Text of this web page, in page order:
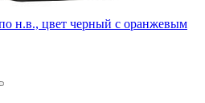
н.в., цвет черный с оранжевым